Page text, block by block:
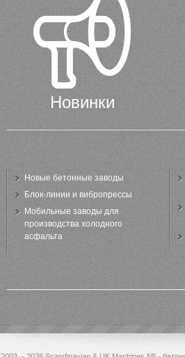
Новинки
Новые бетонные заводы
Блок-линии и вибропрессы
Мобильные заводы для
производства холодного
асфальта